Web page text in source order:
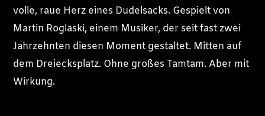
volle, raue Herz eines Dudelsacks. Gespielt von
Martin Roglaski, einem Musiker, der seit fast zwei
Jahrzehnten diesen Moment gestaltet. Mitten auf
dem Dreiecksplatz. Ohne großes Tamtam. Aber mit
Wirkung.